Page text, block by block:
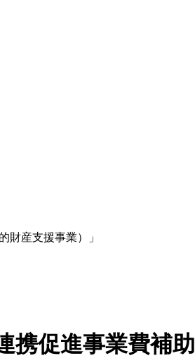
財産支援事業）」
促進事業費補